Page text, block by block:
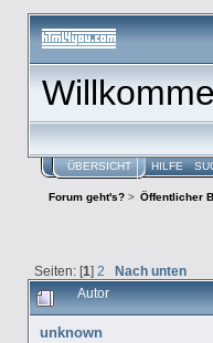
ÜBERSICHT HILFE
Forum geht's?> Öffentlicher
Seiten: [1] 2 Nach unten
Autor
unknown